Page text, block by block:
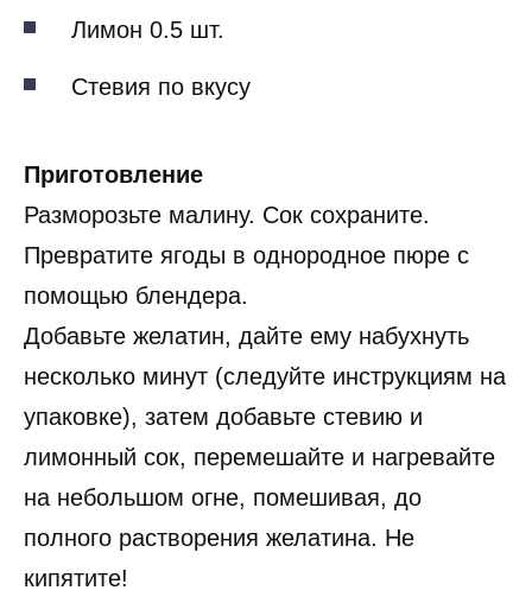
Лимон 0.5 шт.
Стевия по вкусу
Приготовление
Разморозьте малину. Сок сохраните.
Превратите ягоды в однородное пюре с
помощью блендера.
Добавьте желатин, дайте ему набухнуть
несколько минут (следуйте инструкциям на
упаковке), затем добавьте стевию и
лимонный сок, перемешайте и нагревайте
на небольшом огне, помешивая, до
полного растворения желатина. Не
кипятите!